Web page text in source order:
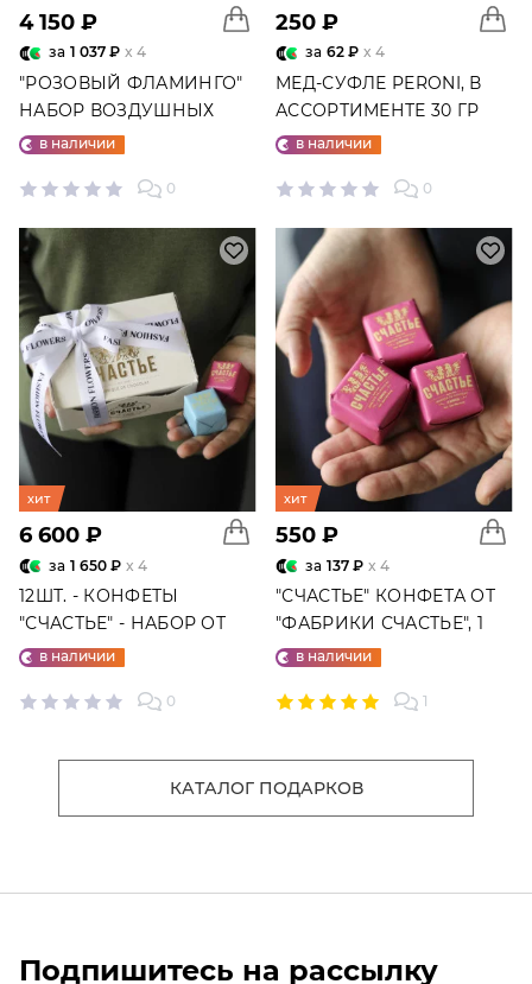
4 150 ₽
за 1 037 ₽ x 4
"РОЗОВЫЙ ФЛАМИНГО"
НАБОР ВОЗДУШНЫХ
ШАРОВ №25
в наличии
0
250 ₽
за 62 ₽ x 4
МЕД-СУФЛЕ PERONI, В
АССОРТИМЕНТЕ 30 ГР
в наличии
0
хит
6 600 ₽
за 1 650 ₽ x 4
12ШТ. - КОНФЕТЫ
"СЧАСТЬЕ" - НАБОР ОТ
"ФАБРИКИ СЧАСТЬЕ"
в наличии
0
хит
550 ₽
за 137 ₽ x 4
"СЧАСТЬЕ" КОНФЕТА ОТ
"ФАБРИКИ СЧАСТЬЕ", 1
ШТ.в наличии
1
КАТАЛОГ ПОДАРКОВ
Подпишитесь на рассылку